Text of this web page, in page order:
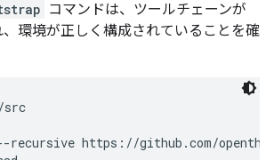
コマンドは、ツールチェーンが
環境が正しく構成されていることを確
src
https://github.com/